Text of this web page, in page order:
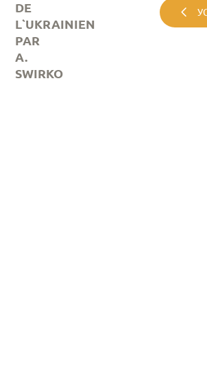
DE
L`UKRAINIEN
PAR
A.
SWIRKO